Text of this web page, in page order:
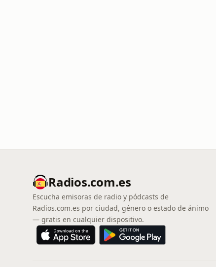
Radios.com.es
Escucha emisoras de radio y pódcasts de
Radios.com.es por ciudad, género o estado de ánimo
— gratis en cualquier dispositivo.